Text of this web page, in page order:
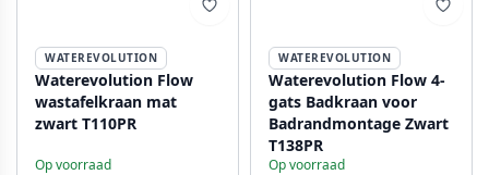
WATEREVOLUTION
Waterevolution Flow
wastafelkraan mat
zwart T110PR
Op voorraad
WATEREVOLUTION
Waterevolution Flow 4-
gats Badkraan voor
Badrandmontage Zwart
T138PR
Op voorraad